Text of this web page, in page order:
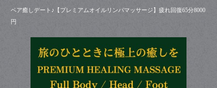
ペア癒しデート♪【プレミアムオイルリンパマッサージ】疲れ回復65分8000
円